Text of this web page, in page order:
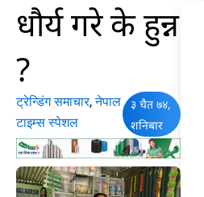
धौर्य गरे के हुन्न
?
ट्रेन्डिंग समाचार,नेपाल
टाइम्स स्पेशल
३ चैत ७४,
शनिबार